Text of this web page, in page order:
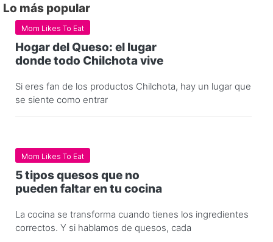
Lo más popular
Mom Likes To Eat
Hogar del Queso: el lugar
donde todo Chilchota vive
Si eres fan de los productos Chilchota, hay un lugar que
se siente como entrar
Mom Likes To Eat
5 tipos quesos que no
pueden faltar en tu cocina
La cocina se transforma cuando tienes los ingredientes
correctos. Y si hablamos de quesos, cada